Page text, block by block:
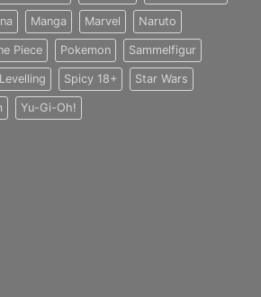
Manga Marvel Naruto
Piece Pokemon Sammelfigur
Spicy 18+ Star Wars
Yu-Gi-Oh!